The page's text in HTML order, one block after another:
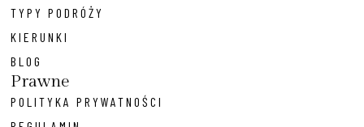
TYPY PODRÓŻY
KIERUNKI
BLOG
Prawne
POLITYKA PRYWATNOŚCI